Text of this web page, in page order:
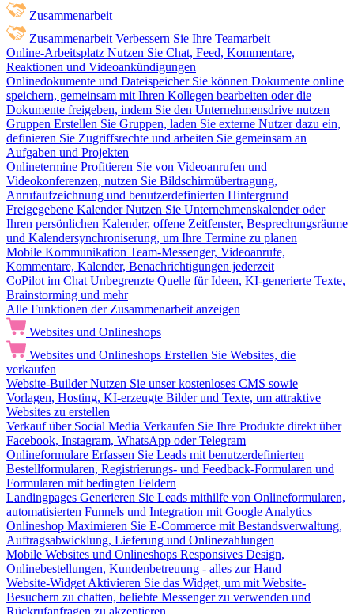
Zusammenarbeit
Zusammenarbeit Verbessern Sie Ihre Teamarbeit
Online-Arbeitsplatz Nutzen Sie Chat, Feed, Kommentare,
Reaktionen und Videoankündigungen
Onlinedokumente und Dateispeicher Sie können Dokumente online
speichern, gemeinsam mit Ihren Kollegen bearbeiten oder die
Dokumente freigeben, indem Sie den Unternehmensdrive nutzen
Gruppen Erstellen Sie Gruppen, laden Sie externe Nutzer dazu ein,
definieren Sie Zugriffsrechte und arbeiten Sie gemeinsam an
Aufgaben und Projekten
Onlinetermine Profitieren Sie von Videoanrufen und
Videokonferenzen, nutzen Sie Bildschirmübertragung,
Anrufaufzeichnung und benutzerdefinierten Hintergrund
Freigegebene Kalender Nutzen Sie Unternehmenskalender oder
Ihren persönlichen Kalender, offene Zeitfenster, Besprechungsräume
und Kalendersynchroniserung, um Ihre Termine zu planen
Mobile Kommunikation Team-Messenger, Videoanrufe,
Kommentare, Kalender, Benachrichtigungen jederzeit
CoPilot im Chat Unbegrenzte Quelle für Ideen, KI-generierte Texte,
Brainstorming und mehr
Alle Funktionen der Zusammenarbeit anzeigen
Websites und Onlineshops
Websites und Onlineshops Erstellen Sie Websites, die
verkaufen
Website-Builder Nutzen Sie unser kostenloses CMS sowie
Vorlagen, Hosting, KI-erzeugte Bilder und Texte, um attraktive
Websites zu erstellen
Verkauf über Social Media Verkaufen Sie Ihre Produkte direkt über
Facebook, Instagram, WhatsApp oder Telegram
Onlineformulare Erfassen Sie Leads mit benutzerdefinierten
Bestellformularen, Registrierungs- und Feedback-Formularen und
Formularen mit bedingten Feldern
Landingpages Generieren Sie Leads mithilfe von Onlineformularen,
automatisierten Funnels und Integration mit Google Analytics
Onlineshop Maximieren Sie E-Commerce mit Bestandsverwaltung,
Auftragsabwicklung, Lieferung und Onlinezahlungen
Mobile Websites und Onlineshops Responsives Design,
Onlinebestellungen, Kundenbetreuung - alles zur Hand
Website-Widget Aktivieren Sie das Widget, um mit Website-
Besuchern zu chatten, beliebte Messenger zu verwenden und
Rückrufanfragen zu akzeptieren